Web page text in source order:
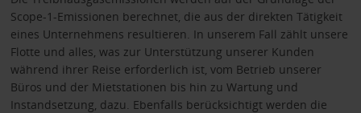
Scope-1-Emissionen berechnet, die aus der direkten Tätigkeit
eines Unternehmens resultieren. In unserem Fall zählt unsere
Flotte und alles, was zur Unterstützung unserer Kunden
während ihrer Reise erforderlich ist, vom Betrieb unserer
Büros und der Mietstationen bis hin zu Wartung und
Instandsetzung, dazu. Ebenfalls berücksichtigt werden die